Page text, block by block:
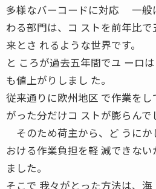
多様なバーコードに対応 一般
わる部門は、コ ストを前年比
来とさ れるような世界です。
と ころが過去五年間でユ ーロ
も値上がりしまし た。
従来通りに欧州地区 で作業を
がった分だけコ ストが膨らんで
そのため荷主から、ど うにか
おける作業負担を軽 減できな
ました。
そこで 我々がとった方法は、